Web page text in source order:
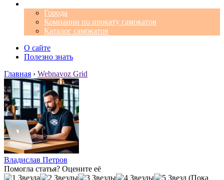
Города
Компании по прокату самокатов
Каталог самокатов
О сайте
Полезно знать
Главная › Webnavoz Grid
Владислав Петров
Помогла статья? Оцените её
(Пока